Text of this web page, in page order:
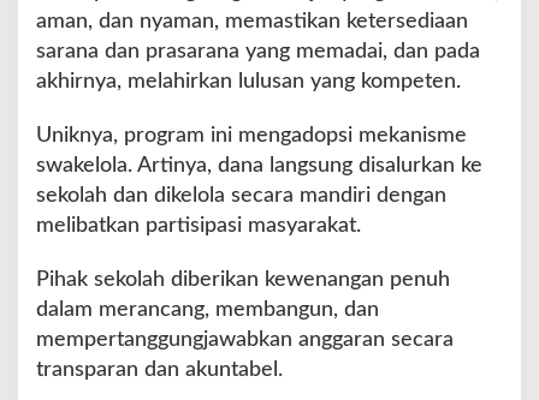
a
K
m
n
i
b
d
aman, dan nyaman, memastikan ketersediaan
sarana dan prasarana yang memadai, dan pada
akhirnya, melahirkan lulusan yang kompeten.
Uniknya, program ini mengadopsi mekanisme
swakelola. Artinya, dana langsung disalurkan ke
sekolah dan dikelola secara mandiri dengan
melibatkan partisipasi masyarakat.
Pihak sekolah diberikan kewenangan penuh
dalam merancang, membangun, dan
mempertanggungjawabkan anggaran secara
transparan dan akuntabel.